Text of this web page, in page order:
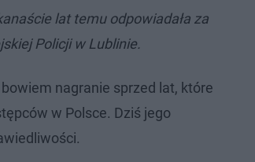
lat temu odpowiadała za
Policji w Lublinie.
nagranie sprzed lat, które
w Polsce. Dziś jego